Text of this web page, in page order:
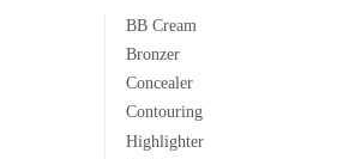
BB Cream
Bronzer
Concealer
Contouring
Highlighter